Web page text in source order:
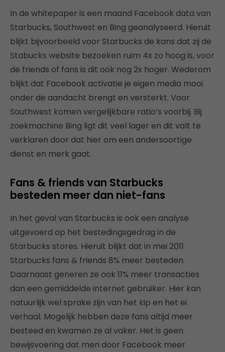
In de whitepaper is een maand Facebook data van
Starbucks, Southwest en Bing geanalyseerd. Hieruit
blijkt bijvoorbeeld voor Starbucks de kans dat zij de
Stabucks website bezoeken ruim 4x zo hoog is, voor
de friends of fans is dit ook nog 2x hoger. Wederom
blijkt dat Facebook activatie je eigen media mooi
onder de aandacht brengt en versterkt. Voor
Southwest komen vergelijkbare ratio’s voorbij. Bij
zoekmachine Bing ligt dit veel lager en dit valt te
verklaren door dat hier om een andersoortige
dienst en merk gaat.
Fans & friends van Starbucks
besteden meer dan niet-fans
In het geval van Starbucks is ook een analyse
uitgevoerd op het bestedingsgedrag in de
Starbucks stores. Hieruit blijkt dat in mei 2011
Starbucks fans & friends 8% meer besteden.
Daarnaast generen ze ook 11% meer transacties
dan een gemiddelde internet gebruiker. Hier kan
natuurlijk wel sprake zijn van het kip en het ei
verhaal. Mogelijk hebben deze fans altijd meer
besteed en kwamen ze al vaker. Het is geen
bewijsvoering dat men door Facebook meer